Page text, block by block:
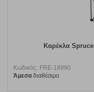
Καρέκλα
Κωδικός: FRE-18990
Άμεσα διαθέσιμο